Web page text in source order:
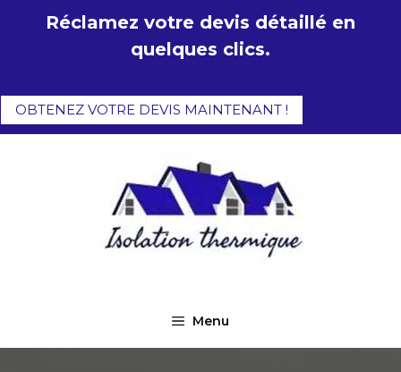
Réclamez votre devis détaillé en
quelques clics.
OBTENEZ VOTRE DEVIS MAINTENANT !
Menu